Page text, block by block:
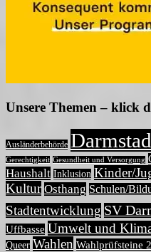
Unsere Themen – klick
Ausländerbehörde
Gerechtigkeit Gesundheit und Versorgung
Haushalt Inklusion Kinder/
Kultur Osthang Schulen/
Stadtentwicklung SV
Uffbasse Umwelt und
Queer Wahlen Wahlprüfsteine